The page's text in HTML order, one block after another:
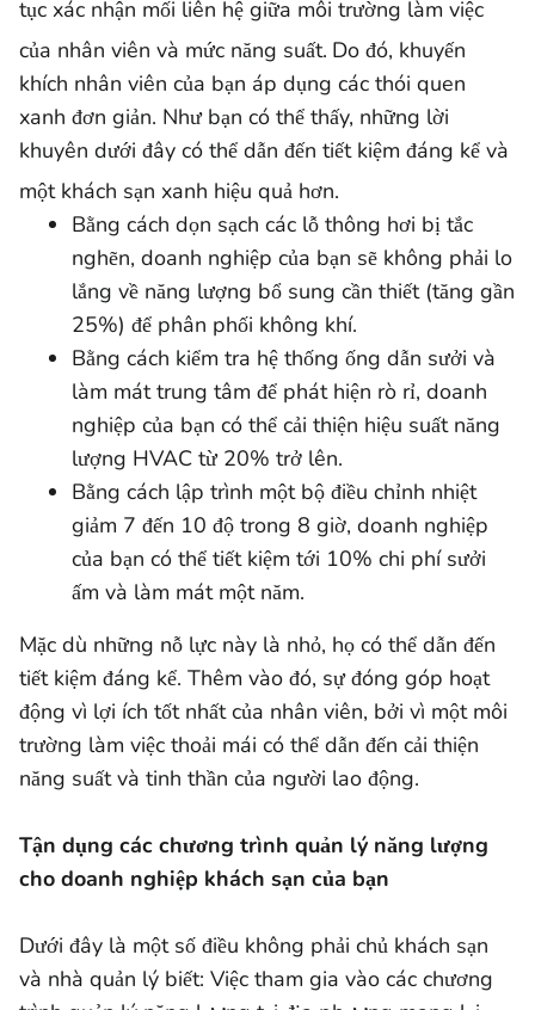
tục xác nhận mối liên hệ giữa môi trường làm việc
của nhân viên và mức năng suất. Do đó, khuyến
khích nhân viên của bạn áp dụng các thói quen
xanh đơn giản. Như bạn có thể thấy, những lời
khuyên dưới đây có thể dẫn đến tiết kiệm đáng kể và
một khách sạn xanh hiệu quả hơn.
Bằng cách dọn sạch các lỗ thông hơi bị tắc
nghẽn, doanh nghiệp của bạn sẽ không phải lo
lắng về năng lượng bổ sung cần thiết (tăng gần
25%) để phân phối không khí.
Bằng cách kiểm tra hệ thống ống dẫn sưởi và
làm mát trung tâm để phát hiện rò rỉ, doanh
nghiệp của bạn có thể cải thiện hiệu suất năng
lượng HVAC từ 20% trở lên.
Bằng cách lập trình một bộ điều chỉnh nhiệt
giảm 7 đến 10 độ trong 8 giờ, doanh nghiệp
của bạn có thể tiết kiệm tới 10% chi phí sưởi
ấm và làm mát một năm.
Mặc dù những nỗ lực này là nhỏ, họ có thể dẫn đến
tiết kiệm đáng kể. Thêm vào đó, sự đóng góp hoạt
động vì lợi ích tốt nhất của nhân viên, bởi vì một môi
trường làm việc thoải mái có thể dẫn đến cải thiện
năng suất và tinh thần của người lao động.
Tận dụng các chương trình quản lý năng lượng
cho doanh nghiệp khách sạn của bạn
Dưới đây là một số điều không phải chủ khách sạn
và nhà quản lý biết: Việc tham gia vào các chương